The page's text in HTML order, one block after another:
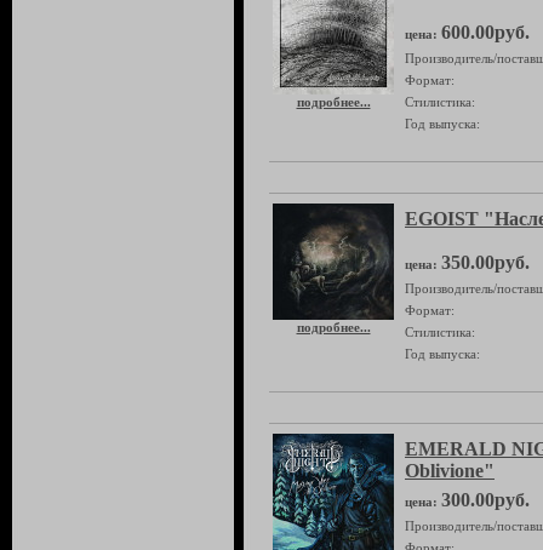
подробнее...
цена: 600.00руб.
Производитель/
Формат:
Стилистика:
Год выпуска:
подробнее...
EGOIST
цена: 350.00руб.
Производитель/
Формат:
Стилистика:
Год выпуска:
EMERALD
Oblivione"
цена: 300.00руб.
Производитель/